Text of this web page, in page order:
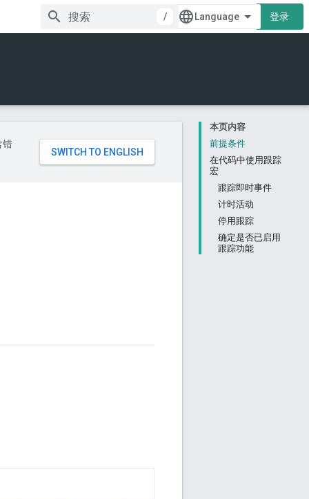
/ 登录
本页内容
前提条件
在代码中使用跟踪
宏
跟踪即时事件
计时活动
停用跟踪
确定是否已启用
跟踪功能
错